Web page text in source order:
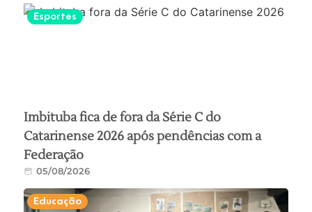
Esportes
Imbituba fica de fora da Série C do
Catarinense 2026 após pendências com a
Federação
05/08/2026
Educação